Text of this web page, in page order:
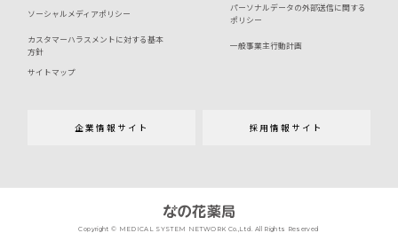
企業情報サイト 採用情報サイト
ソーシャルメディアポリシー
パーソナルデータの外部送信に関する
ポリシー
カスタマーハラスメントに対する基本
方針
一般事業主行動計画
サイトマップ
Copyright © MEDICAL SYSTEM NETWORK Co.,Ltd. All Rights Reserved